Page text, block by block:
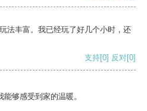
法丰富。我已经玩了好几个小时，还
支持[0] 反对[0]
够感受到家的温暖。